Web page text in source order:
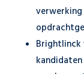
Brightlinck